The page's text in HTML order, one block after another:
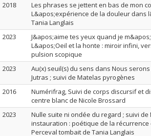
2018
Les phrases se jettent en bas de mon
L&apos;expérience de la douleur dans
Tania Langlais
2023
J&apos;aime tes yeux quand je
L&apos;Oeil et la honte : miroir infini,
pulsion scopique
2023
Au(x) seuil(s) du sens dans Nous
Jutras ; suivi de Matelas pyrogènes
2016
Numérifrag, Suivi de corps discursif et
centre blanc de Nicole Brossard
2023
Nulle suite ni ondée du regard ; suivi de
instauration : poétique de la
Perceval tombait de Tania Langlais